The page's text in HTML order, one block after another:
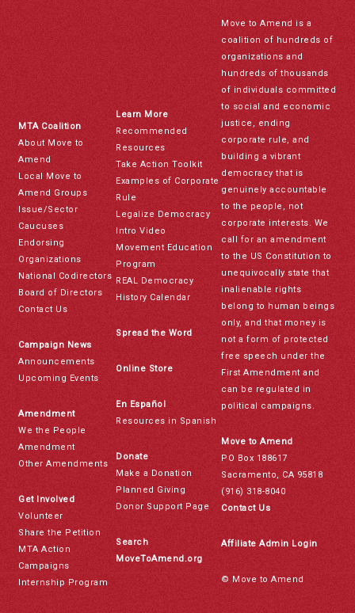
MTA Coalition
About Move to
Amend
Local Move to
Amend Groups
Issue/Sector
Caucuses
Endorsing
Organizations
National Codirectors
Board of Directors
Contact Us
Campaign News
Announcements
Upcoming Events
Amendment
We the People
Amendment
Other Amendments
Get Involved
Volunteer
Share the Petition
MTA Action
Campaigns
Internship Program
Learn More
Recommended
Resources
Take Action Toolkit
Examples of Corporate
Rule
Legalize Democracy
Intro Video
Movement Education
Program
REAL Democracy
History Calendar
Spread the Word
Online Store
En Español
Resources in Spanish
Donate
Make a Donation
Planned Giving
Donor Support Page
Search
MoveToAmend.org
Move to Amend is a
coalition of hundreds of
organizations and
hundreds of thousands
of individuals committed
to social and economic
justice, ending
corporate rule, and
building a vibrant
democracy that is
genuinely accountable
to the people, not
corporate interests. We
call for an amendment
to the US Constitution to
unequivocally state that
inalienable rights
belong to human beings
only, and that money is
not a form of protected
free speech under the
First Amendment and
can be regulated in
political campaigns.
Move to Amend
PO Box 188617
Sacramento, CA 95818
(916) 318-8040
Contact Us
Affiliate Admin Login
© Move to Amend